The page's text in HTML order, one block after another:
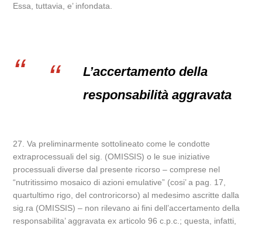
Essa, tuttavia, e’ infondata.
L’accertamento della
responsabilità aggravata
27. Va preliminarmente sottolineato come le condotte
extraprocessuali del sig. (OMISSIS) o le sue iniziative
processuali diverse dal presente ricorso – comprese nel
“nutritissimo mosaico di azioni emulative” (cosi’ a pag. 17,
quartultimo rigo, del controricorso) al medesimo ascritte dalla
sig.ra (OMISSIS) – non rilevano ai fini dell’accertamento della
responsabilita’ aggravata ex articolo 96 c.p.c.; questa, infatti,